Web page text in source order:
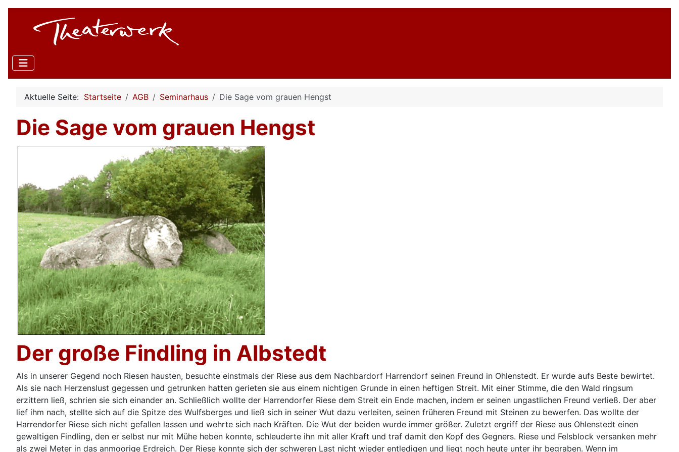
Aktuelle Seite: Startseite AGB Seminarhaus Die Sage vom grauen Hengst
Die Sage vom grauen Hengst
Der große Findling in Albstedt
Als in unserer Gegend noch Riesen hausten, besuchte einstmals der Riese aus dem Nachbardorf Harrendorf seinen Freund in Ohlenstedt. Er wurde aufs Beste bewirtet.
Als sie nach Herzenslust gegessen und getrunken hatten gerieten sie aus einem nichtigen Grunde in einen heftigen Streit. Mit einer Stimme, die den Wald ringsum
erzittern ließ, schrien sie sich einander an. Schließlich wollte der Harrendorfer Riese dem Streit ein Ende machen, indem er seinen ungastlichen Freund verließ. Der aber
lief ihm nach, stellte sich auf die Spitze des Wulfsberges und ließ sich in seiner Wut dazu verleiten, seinen früheren Freund mit Steinen zu bewerfen. Das wollte der
Harrendorfer Riese sich nicht gefallen lassen und wehrte sich nach Kräften. Die Wut der beiden wurde immer größer. Zuletzt ergriff der Riese aus Ohlenstedt einen
gewaltigen Findling, den er selbst nur mit Mühe heben konnte, schleuderte ihn mit aller Kraft und traf damit den Kopf des Gegners. Riese und Felsblock versanken mehr
als zwei Meter in das anmoorige Erdreich. Der Riese konnte sich der schweren Last nicht wieder entledigen und liegt noch heute unter ihr begraben. Wenn im